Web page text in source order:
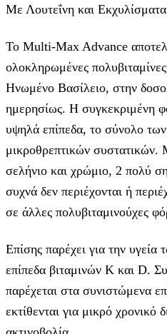
Με Λουτεΐνη και
Το Multi-Max Advance
ολοκληρωμένες
Ηνωμένο Βασίλειο, στην
ημερησίως. Η συγκεκριμένη
υψηλά επίπεδα, το σύνολο
μικροθρεπτικών συστατικών.
σελήνιο και χρώμιο, 2 πολύ
συχνά δεν περιέχονται ή
σε άλλες πολυβιταμινούχες
Επίσης παρέχει για την υγεία
επίπεδα βιταμινών Κ και D.
παρέχεται στα συνιστώμενα
εκτίθενται για μικρό χρονικό